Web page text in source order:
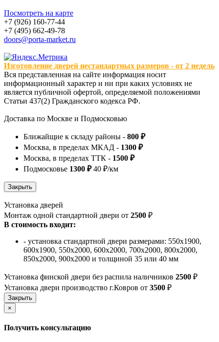
Посмотреть на карте
+7 (926) 160-77-44
+7 (495) 662-49-78
doors@porta-market.ru
Изготовление дверей нестандартных размеров - от 2 недель
Вся представленная на сайте информация носит
информационный характер и ни при каких условиях не
является публичной офертой, определяемой положениями
Статьи 437(2) Гражданского кодекса РФ.
Доставка по Москве и Подмосковью
Ближайщие к складу районы - 800 ₽
Москва, в пределах МКАД - 1300 ₽
Москва, в пределах ТТК - 1500 ₽
Подмосковье 1300 ₽40 ₽/км
Установка дверей
Монтаж одной стандартной двери от 2500 ₽
В стоимость входит:
- установка стандартной двери размерами: 550х1900,
600х1900, 550х2000, 600х2000, 700х2000, 800х2000,
850х2000, 900х2000 и толщиной 35 или 40 мм
Установка финской двери без распила наличников 2500 ₽
Установка двери производство г.Ковров от 3500 ₽
×
Получить консультацию